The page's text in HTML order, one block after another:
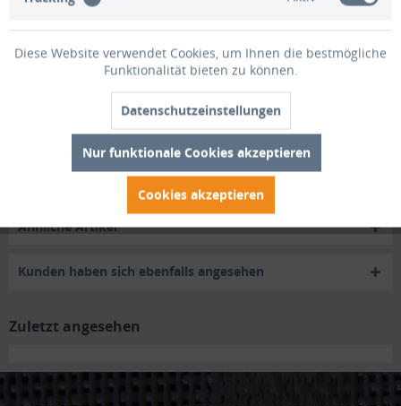
Reptilien-/Amphibienschutzzaun mit Clips 70cm...
mehr
Bewertungen
0
Bewertungen lesen, schreiben und diskutieren...
Trusted Shops Bewertungen
Ähnliche Artikel
Kunden haben sich ebenfalls angesehen
Zuletzt angesehen
Diese Website verwendet Cookies, um Ihnen die bestmögliche
Funktionalität bieten zu können.
Datenschutzeinstellungen
Nur funktionale Cookies akzeptieren
Cookies akzeptieren